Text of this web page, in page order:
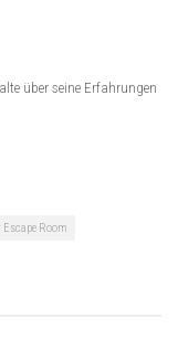
über seine Erfahrungen
Room